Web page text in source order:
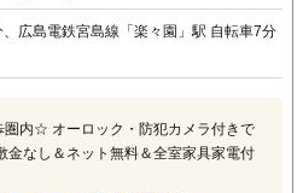
広島電鉄宮島線「楽々園」駅 自転車7分
圏内☆ オーロック・防犯カメラ付きで
金なし＆ネット無料＆全室家具家電付